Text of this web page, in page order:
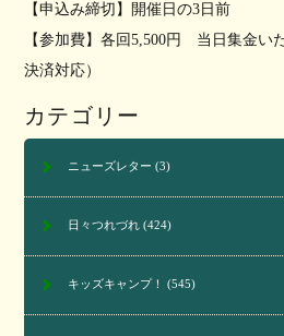
【申込み締切】開催日の3日前
【参加費】各回5,500円 当日集金い
決済対応）
カテゴリー
ニューズレター (3)
日々つれづれ(424)
キッズキャンプ！ (545)